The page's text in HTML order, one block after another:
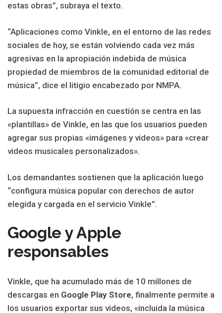
estas obras”, subraya el texto.
“Aplicaciones como Vinkle, en el entorno de las redes
sociales de hoy, se están volviendo cada vez más
agresivas en la apropiación indebida de música
propiedad de miembros de la comunidad editorial de
música”, dice el litigio encabezado por NMPA.
La supuesta infracción en cuestión se centra en las
«plantillas» de Vinkle, en las que los usuarios pueden
agregar sus propias «imágenes y videos» para «crear
videos musicales personalizados».
Los demandantes sostienen que la aplicación luego
“configura música popular con derechos de autor
elegida y cargada en el servicio Vinkle”.
Google y Apple
responsables
Vinkle, que ha acumulado más de 10 millones de
descargas en Google Play Store, finalmente permite a
los usuarios exportar sus videos, «incluida la música